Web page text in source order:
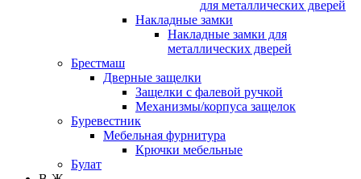
для металлических дверей
Накладные замки
Накладные замки для
металлических дверей
Брестмаш
Дверные защелки
Защелки с фалевой ручкой
Механизмы/корпуса защелок
Буревестник
Мебельная фурнитура
Крючки мебельные
Булат